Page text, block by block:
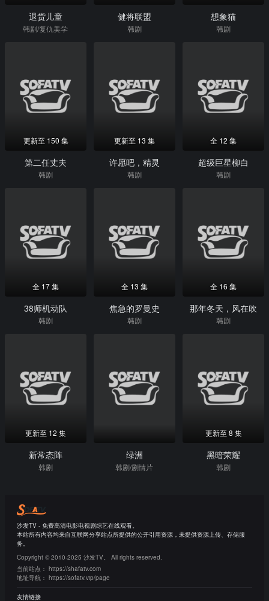
退货儿童
韩剧/复仇美学
健将联盟
韩剧
想象猫
韩剧
更新至 150 集
第二任丈夫
韩剧
更新至 13 集
许愿吧，精灵
韩剧
全 12 集
超级巨星柳白
韩剧
全 17 集
38师机动队
韩剧
全 13 集
焦急的罗曼史
韩剧
全 16 集
那年冬天，风在吹
韩剧
更新至 12 集
新常态阵
韩剧
绿洲
韩剧/剧情片
更新至 8 集
黑暗荣耀
韩剧
沙发TV - 免费高清电影电视剧综艺在线观看。
本站所有内容均来自互联网分享站点所提供的公开引用资源，未提供资源上传、存储服
务。
Copyright © 2010-2025 沙发TV。 All rights reserved.
当前站点： https://shafatv.com
地址导航： https://sofatv.vip/page
友情链接